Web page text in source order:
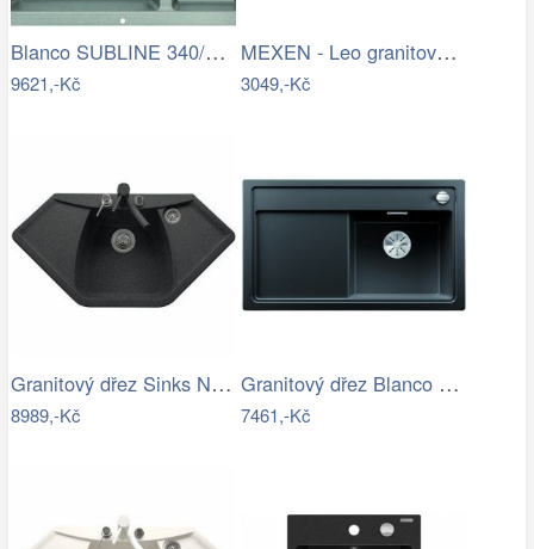
Blanco SUBLINE 340/160 U InFino…
9621,-Kč
MEXEN - Leo granitový dřez 1 s…
3049,-Kč
Granitový dřez Sinks NAIKY 980 Granblack
8989,-Kč
Granitový dřez Blanco ZENAR 45 S InFino…
7461,-Kč